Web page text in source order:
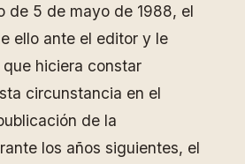
de 5 de mayo de 1988, el
ello ante el editor y le
hiciera constar
circunstancia en el
de la
los años siguientes, el